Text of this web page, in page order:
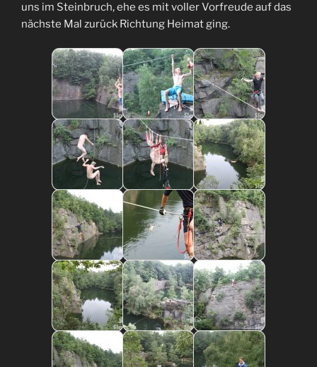
uns im Steinbruch, ehe es mit voller Vorfreude auf das
nächste Mal zurück Richtung Heimat ging.